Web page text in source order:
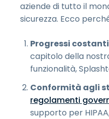
aziende di tutto il
sicurezza. Ecco
Progressi
capitolo della
funzionalità,
Conformità agli
regolamenti
supporto per